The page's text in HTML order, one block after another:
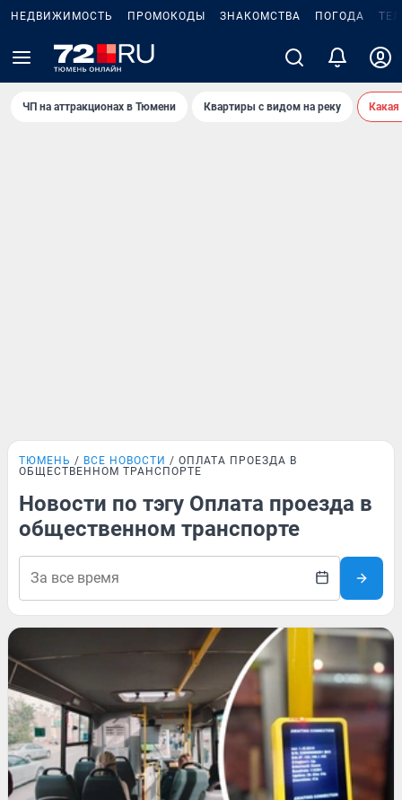
НЕДВИЖИМОСТЬ ПРОМОКОДЫ ЗНАКОМСТВА ПОГОДА
ЧП на аттракционах в Тюмени Квартиры с видом на реку
ТЮМЕНЬ ВСЕ НОВОСТИ
ОПЛАТА ПРОЕЗДА В
ОБЩЕСТВЕННОМ ТРАНСПОРТЕ
Новости по тэгу Оплата проезда в
общественном транспорте